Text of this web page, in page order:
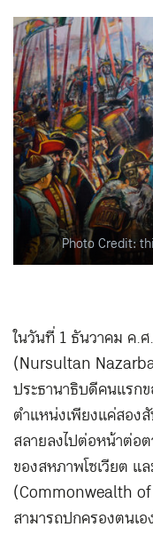
Photo Credit:
ในวันที่ 1 ธันวาคม ค.
(Nursultan
ประธานาธิบดีคนแรก
ตำแหน่งเพียงแค่สอง
สลายลงไปต่อหน้าต่อ
ของสหภาพโซเวียต แ
(Commonwealth
สามารถปกครองตนเอ